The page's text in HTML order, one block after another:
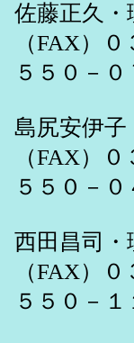
佐藤正久・
（FAX）
５５０－０
島尻安伊子
（FAX）
５５０－０
西田昌司・
（FAX）
５５０－１